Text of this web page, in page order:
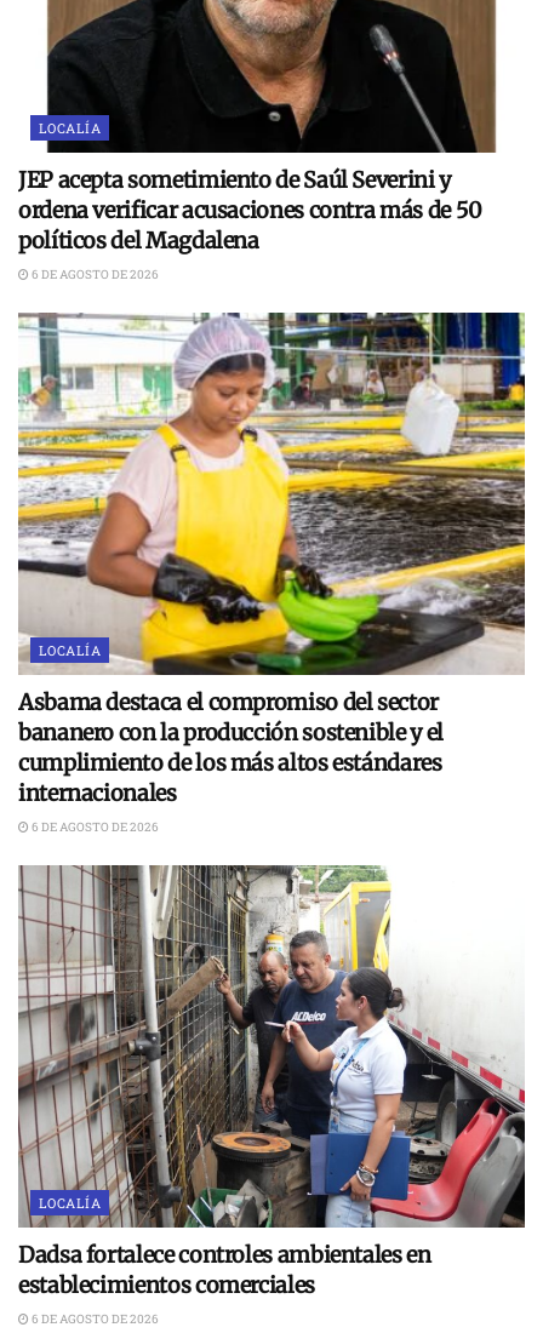
LOCALÍA
JEP acepta sometimiento de Saúl Severini y
ordena verificar acusaciones contra más de 50
políticos del Magdalena
6 DE AGOSTO DE 2026
LOCALÍA
Asbama destaca el compromiso del sector
bananero con la producción sostenible y el
cumplimiento de los más altos estándares
internacionales
6 DE AGOSTO DE 2026
LOCALÍA
Dadsa fortalece controles ambientales en
establecimientos comerciales
6 DE AGOSTO DE 2026